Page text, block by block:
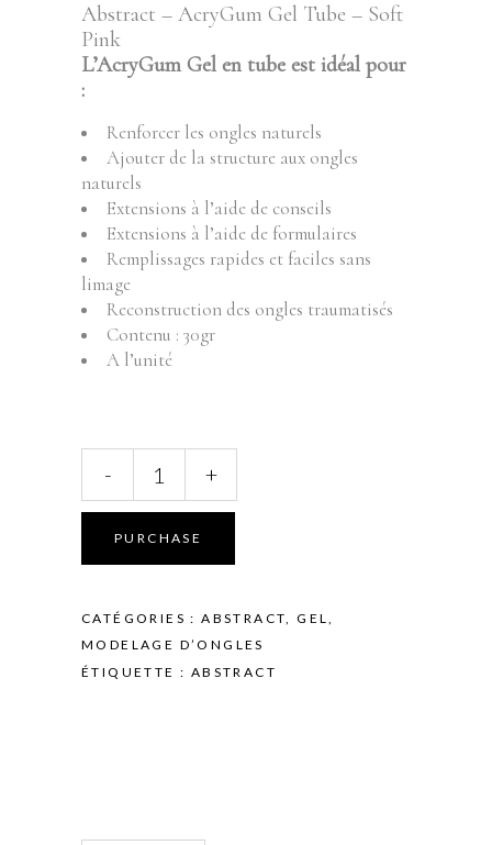
Abstract – AcryGum Gel Tube – Soft
Pink
L’AcryGum Gel en tube est idéal pour
:
Renforcer les ongles naturels
Ajouter de la structure aux ongles
naturels
Extensions à l’aide de conseils
Extensions à l’aide de formulaires
Remplissages rapides et faciles sans
limage
Reconstruction des ongles traumatisés
Contenu : 30gr
A l’unité
ACRYGUM
TUBE
SOFT
PINK
30gr
- +
PURCHASE
CATÉGORIES :ABSTRACT,GEL,
MODELAGE D’ONGLES
ÉTIQUETTE : ABSTRACT